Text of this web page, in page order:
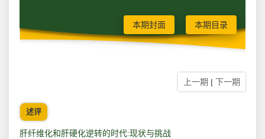
本期封面 本期目录
上一期 | 下一期
述评
肝纤维化和肝硬化逆转的时代:现状与挑战